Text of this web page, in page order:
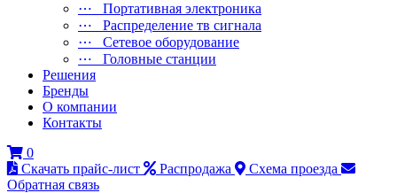
⋯ Портативная электроника
⋯ Распределение тв сигнала
⋯ Сетевое оборудование
⋯ Головные станции
Решения
Бренды
О компании
Контакты
0
Скачать прайс-лист
Распродажа
Схема проезда
Обратная связь